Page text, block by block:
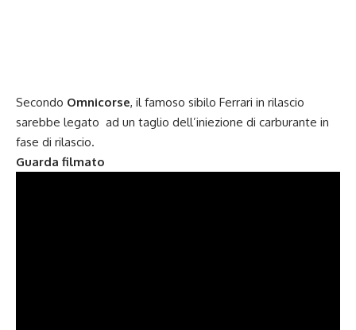
Secondo Omnicorse, il famoso sibilo Ferrari in rilascio
sarebbe legato ad un taglio dell’iniezione di carburante in
fase di rilascio.
Guarda filmato